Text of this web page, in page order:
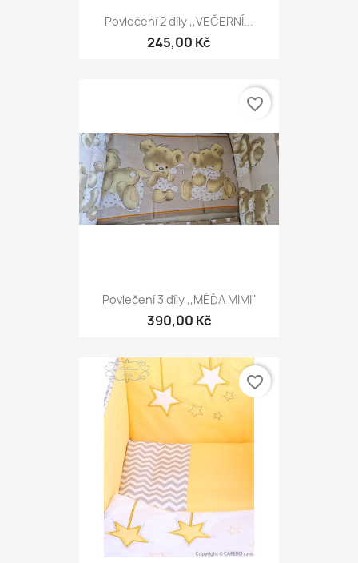
Povlečení 2 díly ,,VEČERNÍ...
245,00 Kč
Povlečení 3 díly ,,MÉĎA MIMI"
390,00 Kč
favorite_border
favorite_border